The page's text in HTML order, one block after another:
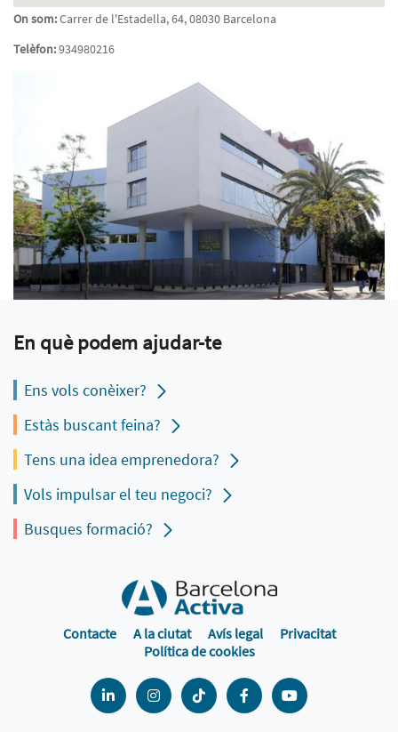
On som:Carrer de l'Estadella, 64, 08030 Barcelona
Telèfon:934980216
En què podem ajudar-te
Ens vols conèixer?
Estàs buscant feina?
Tens una idea emprenedora?
Vols impulsar el teu negoci?
Busques formació?
Contacte A la ciutat Avís legal
Privacitat
Política de cookies